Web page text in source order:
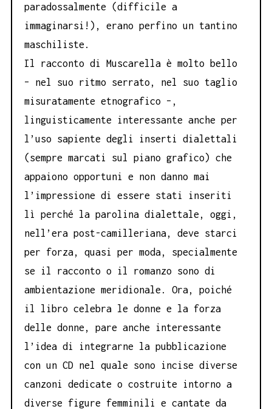
paradossalmente (difficile a
immaginarsi!), erano perfino un tantino
maschiliste.
Il racconto di Muscarella è molto bello
– nel suo ritmo serrato, nel suo taglio
misuratamente etnografico –,
linguisticamente interessante anche per
l’uso sapiente degli inserti dialettali
(sempre marcati sul piano grafico) che
appaiono opportuni e non danno mai
l’impressione di essere stati inseriti
lì perché la parolina dialettale, oggi,
nell’era post-camilleriana, deve starci
per forza, quasi per moda, specialmente
se il racconto o il romanzo sono di
ambientazione meridionale. Ora, poiché
il libro celebra le donne e la forza
delle donne, pare anche interessante
l’idea di integrarne la pubblicazione
con un CD nel quale sono incise diverse
canzoni dedicate o costruite intorno a
diverse figure femminili e cantate da